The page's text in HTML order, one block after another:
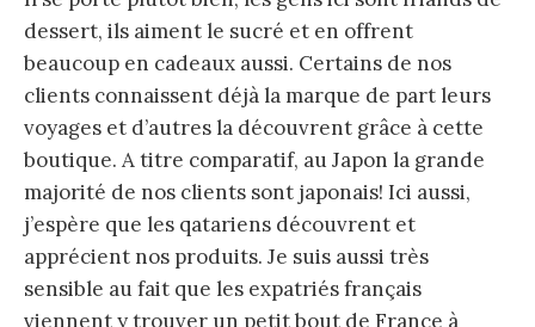
dessert, ils aiment le sucré et en offrent
beaucoup en cadeaux aussi. Certains de nos
clients connaissent déjà la marque de part leurs
voyages et d’autres la découvrent grâce à cette
boutique. A titre comparatif, au Japon la grande
majorité de nos clients sont japonais! Ici aussi,
j’espère que les qatariens découvrent et
apprécient nos produits. Je suis aussi très
sensible au fait que les expatriés français
viennent y trouver un petit bout de France à